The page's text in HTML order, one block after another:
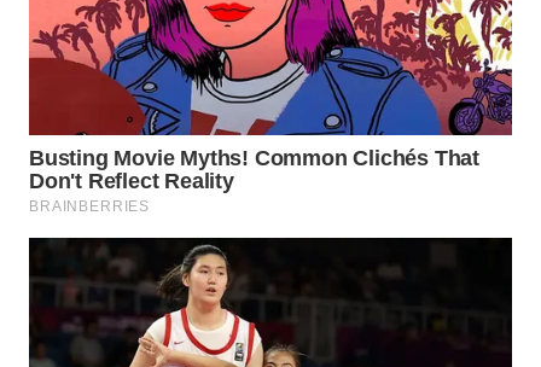
BINJAI
WN
INDRAMAYU
KUNINGAN